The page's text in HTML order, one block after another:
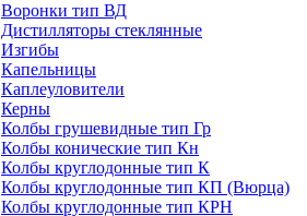
Воронки тип ВД
Дистилляторы стеклянные
Изгибы
Капельницы
Каплеуловители
Керны
Колбы грушевидные тип Гр
Колбы конические тип Кн
Колбы круглодонные тип К
Колбы круглодонные тип КП (Вюрца)
Колбы круглодонные тип КРН